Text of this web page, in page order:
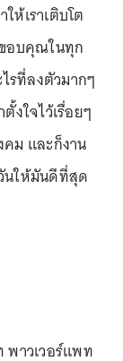
ห้เราเติบโต
อบคุณในทุก
รที่ลงตัวมากๆ
งใจไว้เรื่อยๆ
คม และก็งาน
นให้มันดีที่สุด
าวเวอร์แพท